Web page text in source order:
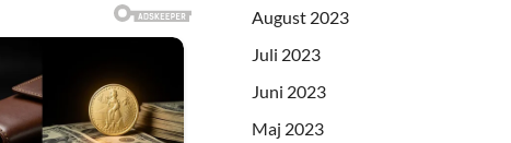
August 2023
Juli 2023
Juni 2023
Maj 2023